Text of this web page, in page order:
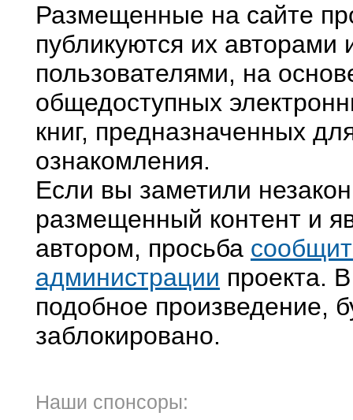
Размещенные на сайте
публикуются их авторами
пользователями, на
общедоступных
книг, предназначенных
ознакомления.
Если вы заметили
размещенный контент и
автором, просьба
администрации проекта.
подобное произведение,
заблокировано.
Наши спонсоры: